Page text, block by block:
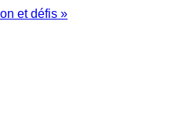
et défis »